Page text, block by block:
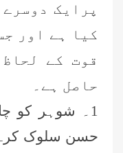
پرایک
کیا ہے اور
قوت کے
حاصل ہے۔
1۔ شوہر کو
حسن سلوک کرے